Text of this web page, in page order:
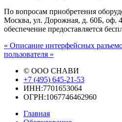
По вопросам приобретения
Москва, ул. Дорожная, д. 60Б, оф.
обеспечение предоставляется
« Описание интерфейсных
пользователя »
© ООО СНАВИ
+7 (495) 645-21-53
ИНН:7701653064
ОГРН:1067746462960
Главная